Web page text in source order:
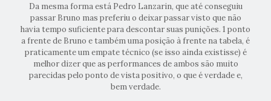
Da mesma forma está Pedro Lanzarin, que até conseguiu
passar Bruno mas preferiu o deixar passar visto que não
havia tempo suficiente para descontar suas punições. 1 ponto
a frente de Bruno e também uma posição à frente na tabela, é
praticamente um empate técnico (se isso ainda existisse) é
melhor dizer que as performances de ambos são muito
parecidas pelo ponto de vista positivo, o que é verdade e,
bem verdade.